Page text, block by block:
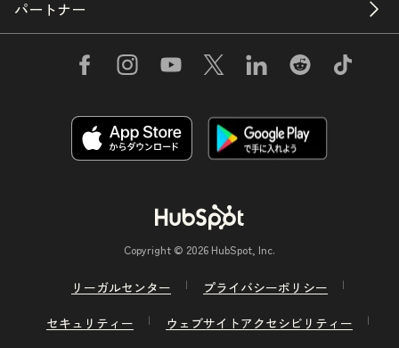
パートナー
Copyright © 2026 HubSpot, Inc.
リーガルセンター
プライバシーポリシー
セキュリティー
ウェブサイトアクセシビリティー